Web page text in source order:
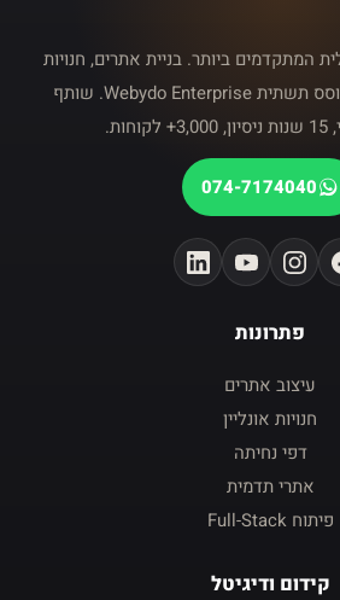
המתקדמים ביותר. בניית אתרים, חנויות
וקידום דיגיטלי — מבוסס תשתית Webydo Enterprise. שותף
074-7174040
פתרונות
עיצוב אתרים
חנויות אונליין
דפי נחיתה
אתרי תדמית
פיתוח Full-Stack
קידום ודיגיטל